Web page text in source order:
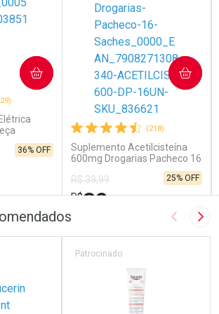
1
36% OFF
FECHAR
FECHAR
(218)
Suplemento Acetilcisteína
600mg Drogarias Pacheco 16
R$ 39,99
R$29
25% OFF
COMPRAR
Por Menos
Imagem
Patrocinado